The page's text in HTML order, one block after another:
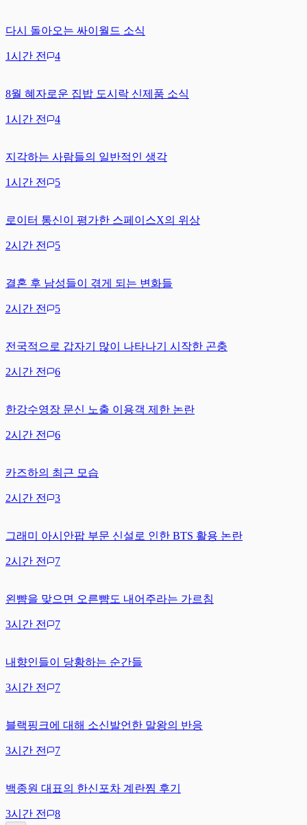
다시 돌아오는 싸이월드 소식
1시간 전 4
8월 혜자로운 집밥 도시락 신제품 소식
1시간 전 4
지각하는 사람들의 일반적인 생각
1시간 전 5
로이터 통신이 평가한 스페이스X의 위상
2시간 전 5
결혼 후 남성들이 겪게 되는 변화들
2시간 전 5
전국적으로 갑자기 많이 나타나기 시작한 곤충
2시간 전 6
한강수영장 문신 노출 이용객 제한 논란
2시간 전 6
카즈하의 최근 모습
2시간 전 3
그래미 아시안팝 부문 신설로 인한 BTS 활용 논란
2시간 전 7
왼뺨을 맞으면 오른뺨도 내어주라는 가르침
3시간 전 7
내향인들이 당황하는 순간들
3시간 전 7
블랙핑크에 대해 소신발언한 말왕의 반응
3시간 전 7
백종원 대표의 한신포차 계란찜 후기
3시간 전
8